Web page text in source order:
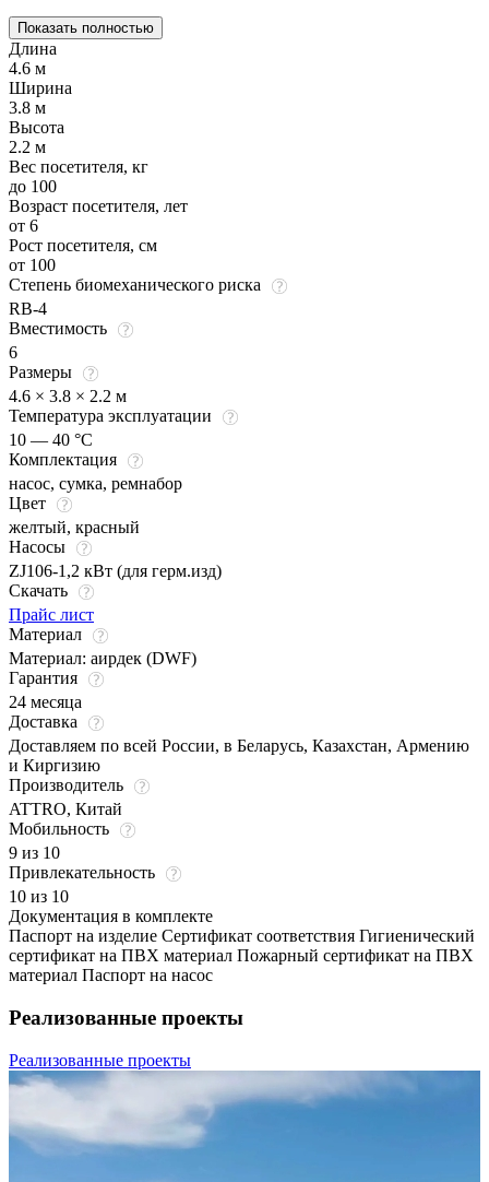
Показать полностью
Длина
4.6 м
Ширина
3.8 м
Высота
2.2 м
Вес посетителя, кг
до 100
Возраст посетителя, лет
от 6
Рост посетителя, см
от 100
Степень биомеханического риска
RB-4
Вместимость
6
Размеры
4.6 × 3.8 × 2.2 м
Температура эксплуатации
10 — 40 °C
Комплектация
насос, сумка, ремнабор
Цвет
желтый, красный
Насосы
ZJ106-1,2 кВт (для герм.изд)
Скачать
Прайс лист
Материал
Материал: аирдек (DWF)
Гарантия
24 месяца
Доставка
Доставляем по всей России, в Беларусь, Казахстан, Армению
и Киргизию
Производитель
ATTRO, Китай
Мобильность
9 из 10
Привлекательность
10 из 10
Документация в комплекте
Паспорт на изделие Сертификат соответствия Гигиенический
сертификат на ПВХ материал Пожарный сертификат на ПВХ
материал Паспорт на насос
Реализованные проекты
Реализованные проекты